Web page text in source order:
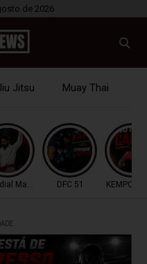
de 2026
Jitsu Muay Thai
Master IBJJFDFC 51 KEMPO